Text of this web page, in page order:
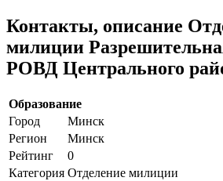
Контакты, описание
милиции
РОВД Центрального
Образование
Город
Минск
Регион
Минск
Рейтинг
0
Категория Отделение милиции